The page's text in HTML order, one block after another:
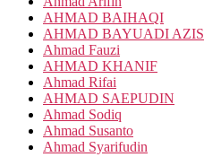
AHMAD BAIHAQI
AHMAD BAYUADI AZIS
Ahmad Fauzi
AHMAD KHANIF
Ahmad Rifai
AHMAD SAEPUDIN
Ahmad Sodiq
Ahmad Susanto
Ahmad Syarifudin